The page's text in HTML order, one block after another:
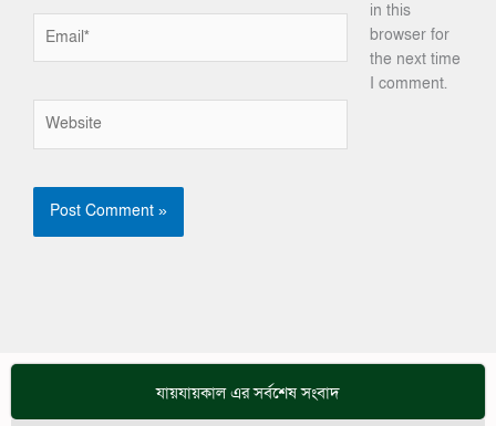
in this
browser for
the next time
I comment.
যায়যায়কাল এর সর্বশেষ সংবাদ